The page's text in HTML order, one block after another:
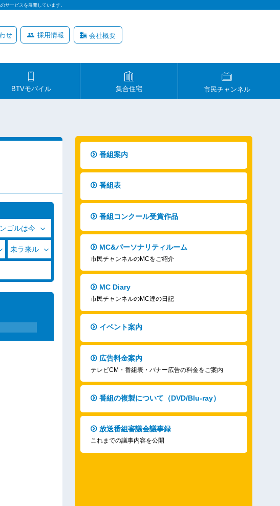
サービスを展開しています。
せ 採用情報 会社概要
BTVモバイル 集合住宅 市民チャンネル
ゴルは今
未ラ来ル
番組案内
番組表
番組コンクール受賞作品
MC&パーソナリティルーム
市民チャンネルのMCをご紹介
MC Diary
市民チャンネルのMC達の日記
イベント案内
広告料金案内
テレビCM・番組表・バナー広告の料金をご案内
番組の複製について（DVD/Blu-ray）
放送番組審議会議事録
これまでの議事内容を公開